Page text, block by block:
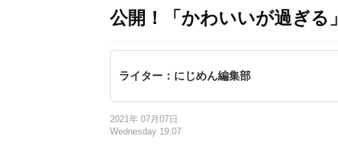
公開！「かわいいが過ぎる」
ライター：にじめん編集部
2021年 07月07日
Wednesday 19:07